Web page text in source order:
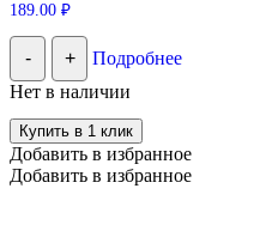
189.00 ₽
- +
Подробнее
Нет в наличии
Купить в 1 клик
Добавить в избранное
Добавить в избранное